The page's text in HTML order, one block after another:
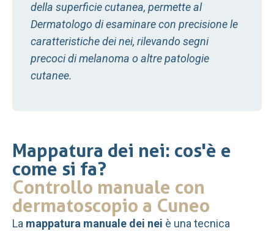
della superficie cutanea, permette al
Dermatologo di esaminare con precisione le
caratteristiche dei nei, rilevando segni
precoci di melanoma o altre patologie
cutanee.
Mappatura dei nei: cos'è e
come si fa?
Controllo manuale con
dermatoscopio a Cuneo
La mappatura manuale dei nei è una tecnica